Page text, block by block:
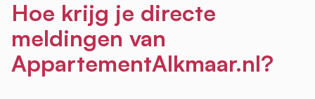
Hoe krijg je directe
meldingen van
AppartementAlkmaar.nl?